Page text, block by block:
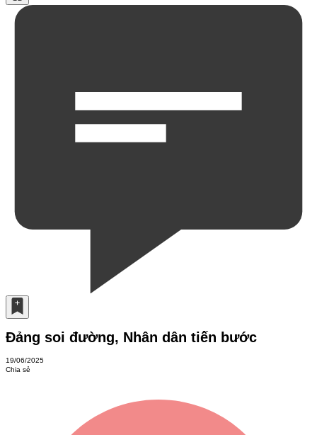
Đảng soi đường, Nhân dân tiến bước
19/06/2025
Chia sẻ